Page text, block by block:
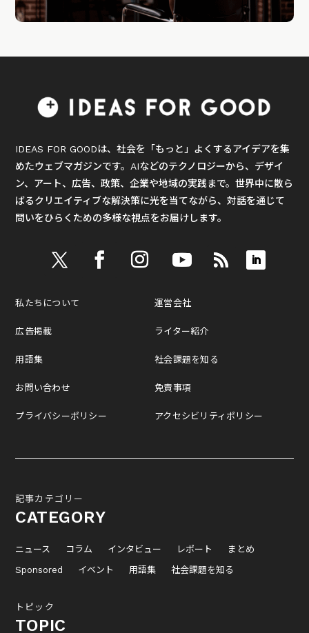
IDEAS FOR GOODは、社会を「もっと」よくするアイデアを集
めたウェブマガジンです。AIなどのテクノロジーから、デザイ
ン、アート、広告、政策、企業や地域の実践まで。世界中に散ら
ばるクリエイティブな解決策に光を当てながら、対話を通じて
問いをひらくための多様な視点をお届けします。
私たちについて
広告掲載
用語集
お問い合わせ
プライバシーポリシー
運営会社
ライター紹介
社会課題を知る
免責事項
アクセシビリティポリシー
記事カテゴリー
CATEGORY
ニュース コラム インタビュー レポート
まとめ
Sponsored
イベント 用語集 社会課題を知る
トピック
TOPIC